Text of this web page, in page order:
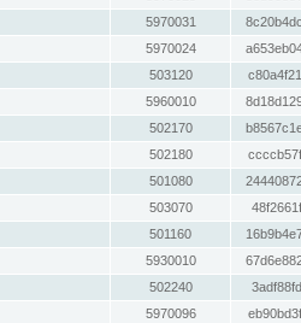
5970031
5970024
503120
5960010
502170
502180
501080
503070
501160
5930010
502240
5970096